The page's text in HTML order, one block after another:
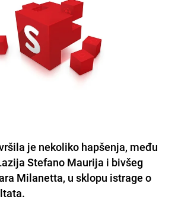
je nekoliko hapšenja, među
Stefano Maurija i bivšeg
Milanetta, u sklopu istrage o